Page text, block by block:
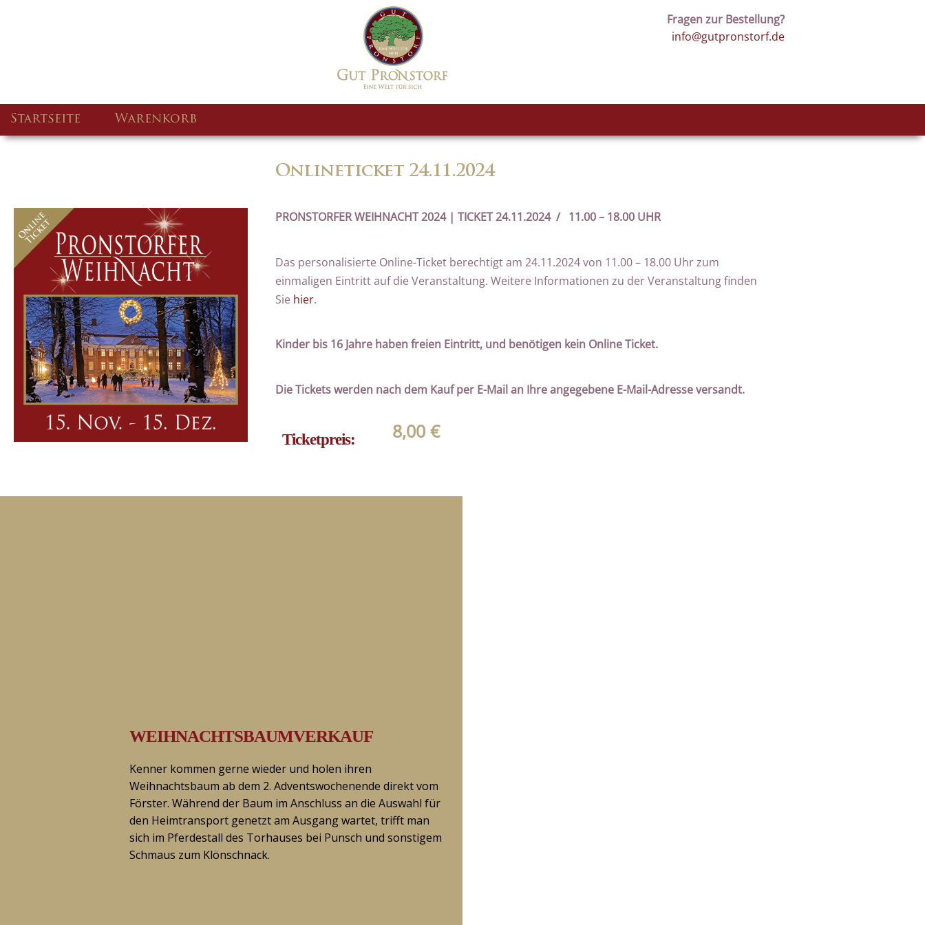
Fragen zur Bestellung?
info@gutpronstorf.de
Startseite Warenkorb
Onlineticket 24.11.2024
PRONSTORFER WEIHNACHT 2024 | TICKET 24.11.2024 / 11.00 – 18.00 UHR
Das personalisierte Online-Ticket berechtigt am 24.11.2024 von 11.00 – 18.00 Uhr zum
einmaligen Eintritt auf die Veranstaltung. Weitere Informationen zu der Veranstaltung finden
Sie hier.
Kinder bis 16 Jahre haben freien Eintritt, und benötigen kein Online Ticket.
Die Tickets werden nach dem Kauf per E-Mail an Ihre angegebene E-Mail-Adresse versandt.
Ticketpreis: 8,00 €
WEIHNACHTS­BAUM­VERKAUF
Kenner kommen gerne wieder und holen ihren
Weihnachtsbaum ab dem 2. Adventswochenende direkt vom
Förster. Während der Baum im Anschluss an die Auswahl für
den Heimtransport genetzt am Ausgang wartet, trifft man
sich im Pferdestall des Torhauses bei Punsch und sonstigem
Schmaus zum Klönschnack.